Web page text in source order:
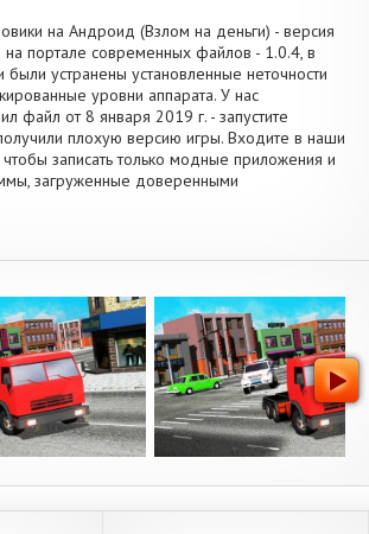
на Андроид (Взлом на деньги) - версия
портале современных файлов - 1.0.4, в
устранены установленные неточности
уровни аппарата. У нас
файл от 8 января 2019 г. - запустите
плохую версию игры. Входите в наши
чтобы записать только модные приложения и
загруженные доверенными